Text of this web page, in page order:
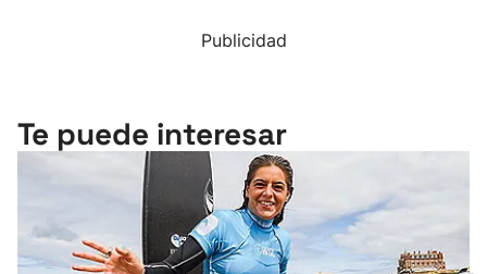
Publicidad
Te puede interesar